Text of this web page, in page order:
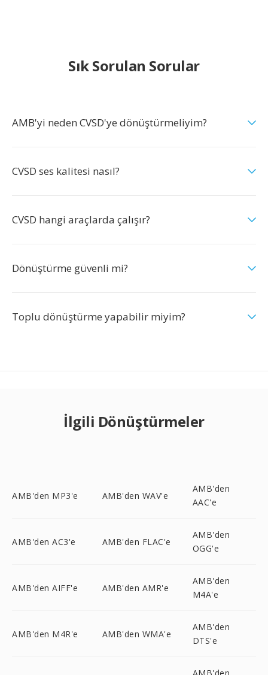
Sık Sorulan Sorular
AMB'yi neden CVSD'ye dönüştürmeliyim?
CVSD ses kalitesi nasıl?
CVSD hangi araçlarda çalışır?
Dönüştürme güvenli mi?
Toplu dönüştürme yapabilir miyim?
İlgili Dönüştürmeler
AMB'den MP3'e AMB'den WAV'e
AMB'den
AAC'e
AMB'den AC3'e AMB'den FLAC'e
AMB'den
OGG'e
AMB'den AIFF'e AMB'den AMR'e
AMB'den
M4A'e
AMB'den M4R'e AMB'den WMA'e
AMB'den
DTS'e